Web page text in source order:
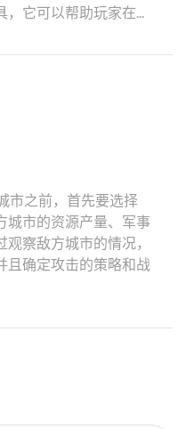
，它可以帮助玩家在...
市之前，首先要选择
城市的资源产量、军事
察敌方城市的情况，
且确定攻击的策略和战